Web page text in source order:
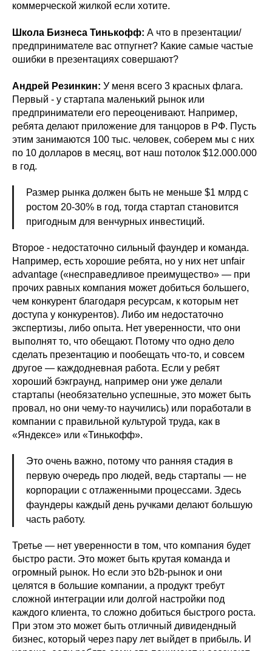
коммерческой жилкой если хотите.
Школа Бизнеса Тинькофф: А что в презентации/
предпринимателе вас отпугнет? Какие самые частые
ошибки в презентациях совершают?
Андрей Резинкин: У меня всего 3 красных флага.
Первый - у стартапа маленький рынок или
предприниматели его переоценивают. Например,
ребята делают приложение для танцоров в РФ. Пусть
этим занимаются 100 тыс. человек, соберем мы с них
по 10 долларов в месяц, вот наш потолок $12.000.000
в год.
Размер рынка должен быть не меньше $1 млрд c
ростом 20-30% в год, тогда стартап становится
пригодным для венчурных инвестиций.
Второе - недостаточно сильный фаундер и команда.
Например, есть хорошие ребята, но у них нет unfair
advantage («несправедливое преимущество» — при
прочих равных компания может добиться большего,
чем конкурент благодаря ресурсам, к которым нет
доступа у конкурентов). Либо им недостаточно
экспертизы, либо опыта. Нет уверенности, что они
выполнят то, что обещают. Потому что одно дело
сделать презентацию и пообещать что-то, и совсем
другое — каждодневная работа. Если у ребят
хороший бэкграунд, например они уже делали
стартапы (необязательно успешные, это может быть
провал, но они чему-то научились) или поработали в
компании с правильной культурой труда, как в
«Яндексе» или «Тинькофф».
Это очень важно, потому что ранняя стадия в
первую очередь про людей, ведь стартапы — не
корпорации с отлаженными процессами. Здесь
фаундеры каждый день ручками делают большую
часть работу.
Третье — нет уверенности в том, что компания будет
быстро расти. Это может быть крутая команда и
огромный рынок. Но если это b2b-рынок и они
целятся в большие компании, а продукт требут
сложной интеграции или долгой настройки под
каждого клиента, то сложно добиться быстрого роста.
При этом это может быть отличный дивидендный
бизнес, который через пару лет выйдет в прибыль. И